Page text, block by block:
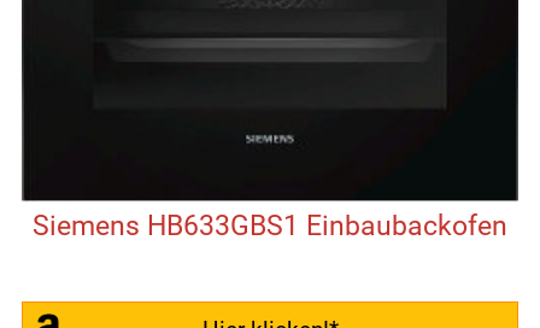
Siemens HB633GBS1 Einbaubackofen